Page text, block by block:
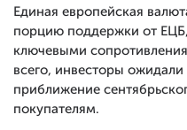
Единая европейская
порцию поддержки от ЕЦБ,
ключевыми
всего, инвесторы ожидали
приближение
покупателям.